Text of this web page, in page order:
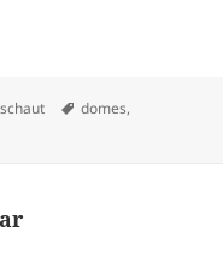
Schlagwörter
domes,